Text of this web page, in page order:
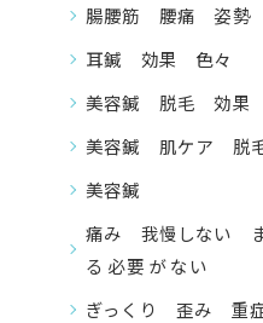
腸腰筋 腰痛 姿勢
耳鍼 効果 色々
美容鍼 脱毛 効果
美容鍼 肌ケア 脱
美容鍼
痛み 我慢しない
る 必要 が ない
ぎっくり 歪み 重